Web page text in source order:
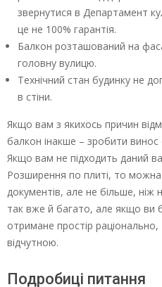
звернутися в Департамент
це не 100% гарантія.
Балкон розташований на
головну вулицю.
Технічний стан будинку не
в стіни.
Якщо вам з якихось причин
балкон інакше – зробити винос
Якщо вам не підходить даний
Розширення по плиті, то
документів, але не більше,
так вже й багато, але якщо ви
отримане простір
відчутною.
Подробиці питання